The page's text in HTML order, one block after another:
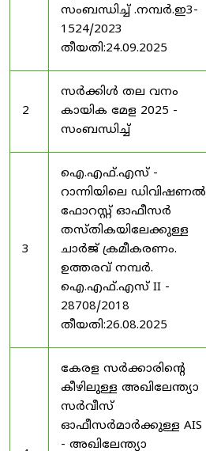
സംബന്ധിച്ച് .നമ്പർ.ഇ3-
1524/2023
തീയതി:24.09.2025
2
സർക്കിൾ തല വനം
കായിക മേള 2025 -
സംബന്ധിച്ച്
3
ഐ.എഫ്.എസ് -
റാന്നിയിലെ ഡിവിഷണൽ
ഫോറസ്റ്റ് ഓഫീസർ
തസ്തികയിലേക്കുള്ള
ചാർജ് ക്രമീകരണം.
ഉത്തരവ് നമ്പർ.
ഐ.എഫ്.എസ് II -
28708/2018
തീയതി:26.08.2025
കേരള സർക്കാരിന്റെ
കീഴിലുള്ള അഖിലേന്ത്യാ
സർവീസ്
ഓഫീസർമാർക്കുള്ള AIS
- അഖിലേന്ത്യാ